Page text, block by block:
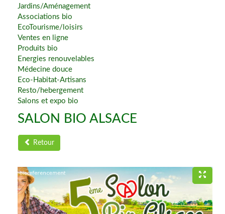
Jardins/Aménagement
Associations bio
EcoTourisme/loisirs
Ventes en ligne
Produits bio
Energies renouvelables
Médecine douce
Eco-Habitat-Artisans
Resto/hebergement
Salons et expo bio
SALON BIO ALSACE
Retour